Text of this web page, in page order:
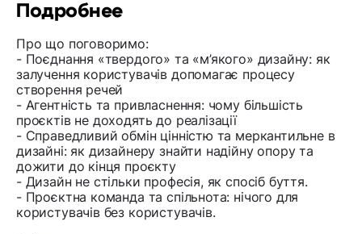
Подробнее
Про що поговоримо:
- Поєднання «твердого» та «м’якого» дизайну: як
залучення користувачів допомагає процесу
створення речей
- Агентність та привласнення: чому більшість
проєктів не доходять до реалізації
- Справедливий обмін цінністю та меркантильне в
дизайні: як дизайнеру знайти надійну опору та
дожити до кінця проєкту
- Дизайн не стільки професія, як спосіб буття.
- Проєктна команда та спільнота: нічого для
користувачів без користувачів.